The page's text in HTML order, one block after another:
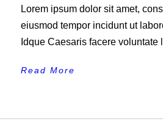
Lorem ipsum dolor sit amet,
eiusmod tempor incidunt ut
Idque Caesaris facere voluntate
Read More